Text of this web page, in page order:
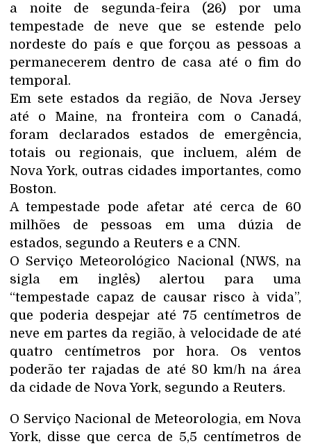
a noite de segunda-feira (26) por uma
tempestade de neve que se estende pelo
nordeste do país e que forçou as pessoas a
permanecerem dentro de casa até o fim do
temporal.
Em sete estados da região, de Nova Jersey
até o Maine, na fronteira com o Canadá,
foram declarados estados de emergência,
totais ou regionais, que incluem, além de
Nova York, outras cidades importantes, como
Boston.
A tempestade pode afetar até cerca de 60
milhões de pessoas em uma dúzia de
estados, segundo a Reuters e a CNN.
O Serviço Meteorológico Nacional (NWS, na
sigla em inglês) alertou para uma
“tempestade capaz de causar risco à vida”,
que poderia despejar até 75 centímetros de
neve em partes da região, à velocidade de até
quatro centímetros por hora. Os ventos
poderão ter rajadas de até 80 km/h na área
da cidade de Nova York, segundo a Reuters.
O Serviço Nacional de Meteorologia, em Nova
York, disse que cerca de 5,5 centímetros de